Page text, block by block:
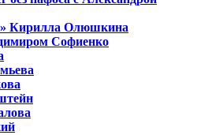
Кирилла Олюшкина
Софиенко